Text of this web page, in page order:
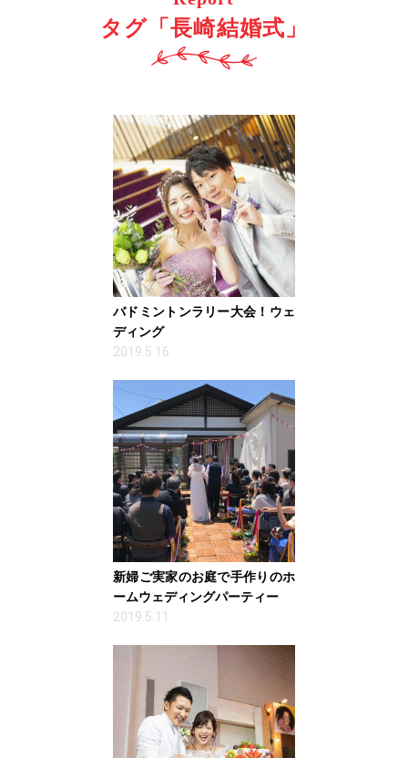
タグ「長崎結婚式」
バドミントンラリー大会！ウェ
ディング
2019.5.16
新婦ご実家のお庭で手作りのホ
ームウェディングパーティー
2019.5.11